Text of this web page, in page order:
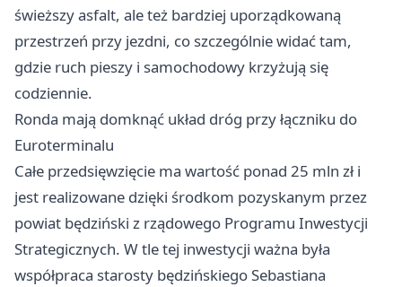
świeższy asfalt, ale też bardziej uporządkowaną
przestrzeń przy jezdni, co szczególnie widać tam,
gdzie ruch pieszy i samochodowy krzyżują się
codziennie.
Ronda mają domknąć układ dróg przy łączniku do
Euroterminalu
Całe przedsięwzięcie ma wartość ponad 25 mln zł i
jest realizowane dzięki środkom pozyskanym przez
powiat będziński z rządowego Programu Inwestycji
Strategicznych. W tle tej inwestycji ważna była
współpraca starosty będzińskiego Sebastiana